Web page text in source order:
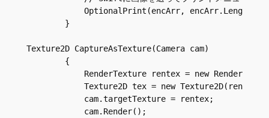
            OptionalPrint(encArr, encArr.Length);
        }
Texture2D CaptureAsTexture(Camera cam)
        {
RenderTexture rentex = new
Texture2D tex = new
            cam.targetTexture = rentex;
            cam.Render();